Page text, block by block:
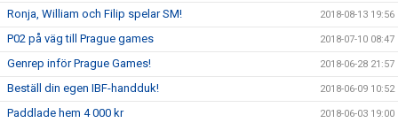
Ronja, William och Filip spelar SM! 2018-08-13 19:56
P02 på väg till Prague games 2018-07-10 08:47
Genrep inför Prague Games! 2018-06-28 21:57
Beställ din egen IBF-handduk! 2018-06-09 10:52
Paddlade hem 4 000 kr 2018-06-03 19:00